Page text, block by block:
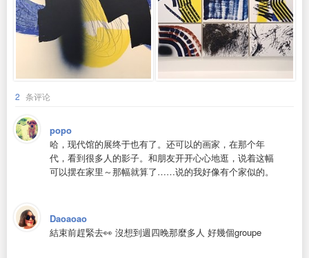
2 条评论
popo
哈，现代馆的展终于也有了。还可以的画家，在那个年
代，看到很多人的影子。和朋友开开心心地逛，说着这幅
可以摆在家里～那幅就算了……说的我好像有个家似的。
Daoaoao
結束前趕緊去👀 沒想到週四晚那麼多人 好幾個groupe